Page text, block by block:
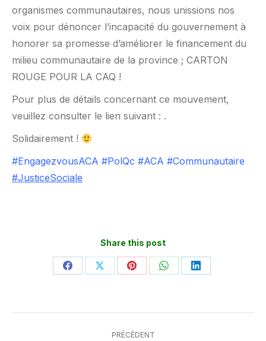
organismes communautaires, nous unissions nos
voix pour dénoncer l’incapacité du gouvernement à
honorer sa promesse d’améliorer le financement du
milieu communautaire de la province ; CARTON
ROUGE POUR LA CAQ !
Pour plus de détails concernant ce mouvement,
veuillez consulter le lien suivant : .
Solidairement !
#EngagezvousACA #PolQc #ACA #Communautaire
#JusticeSociale
Share this post
PartagerPartagerPartagerPartagerPartager
PRÉCÉDENT